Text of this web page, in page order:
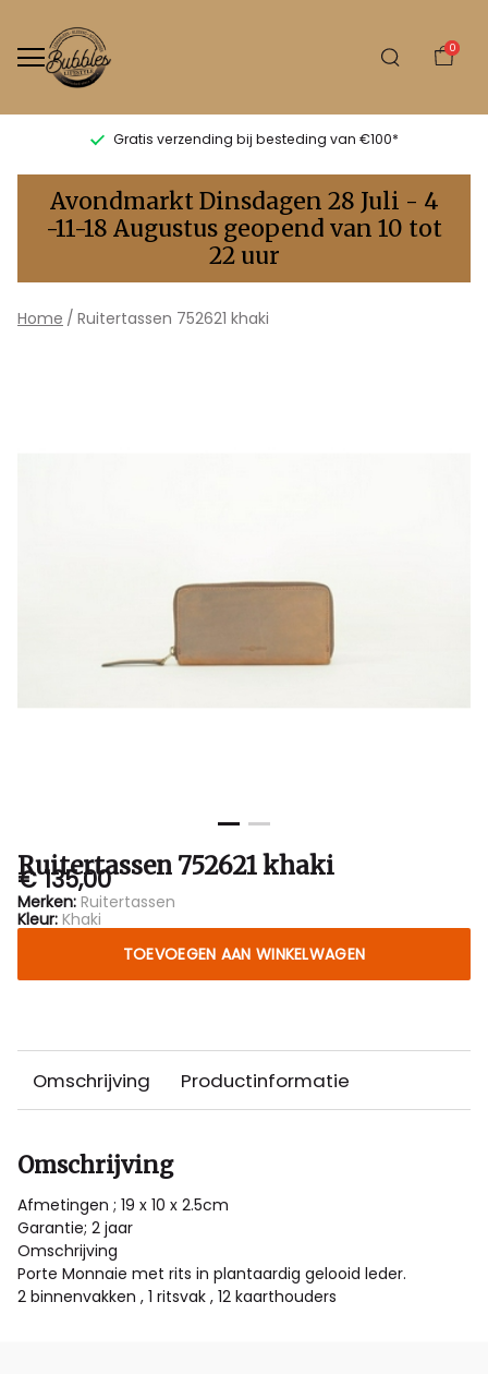
0
Gratis verzending bij besteding van €100*
752621
khaki
-
Bubbles
Avondmarkt Dinsdagen 28 Juli - 4
-11-18 Augustus geopend van 10 tot
22 uur
Home Ruitertassen 752621 khaki
Ruitertassen 752621 khaki
€ 135,00
Merken: Ruitertassen
Kleur: Khaki
TOEVOEGEN AAN WINKELWAGEN
Omschrijving Productinformatie
Omschrijving
Afmetingen ; 19 x 10 x 2.5cm
Garantie; 2 jaar
Omschrijving
Porte Monnaie met rits in plantaardig gelooid leder.
2 binnenvakken , 1 ritsvak , 12 kaarthouders